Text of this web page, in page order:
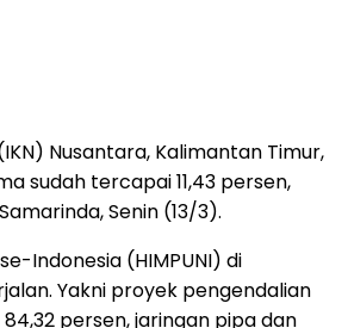
Nusantara, Kalimantan Timur,
sudah tercapai 11,43 persen,
Senin (13/3).
Indonesia (HIMPUNI) di
Yakni proyek pengendalian
persen, jaringan pipa dan